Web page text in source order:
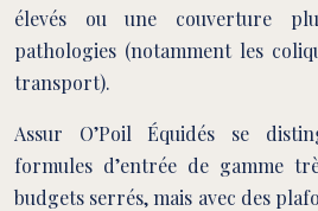
élevés ou une couverture
pathologies (notamment les
transport).
Assur O’Poil Équidés se
formules d’entrée de gamme
budgets serrés, mais avec des